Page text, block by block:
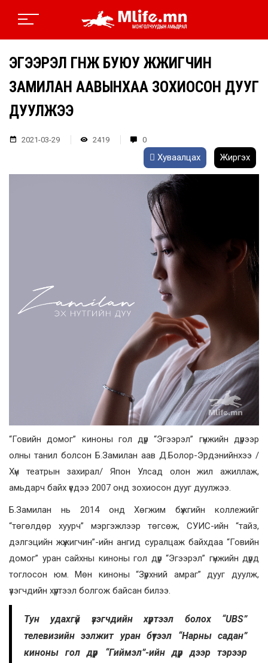
ЭГЭЭРЭЛ ГҮНЖ БУЮУ ЖҮЖИГЧИН
ЗАМИЛАН ААВЫНХАА ЗОХИОСОН ДУУГ
ДУУЛЖЭЭ
2021-03-29 2419 0
Хуваалцах Жиргэх
“Говийн домог” киноны гол дүр “Эгээрэл” гүнжийн дүрээр
олны танил болсон Б.Замилан аав Д.Болор-Эрдэнийнхээ /
Хүн театрын захирал/ Япон Улсад олон жил ажиллаж,
амьдарч байх үедээ 2007 онд зохиосон дууг дуулжээ.
Б.Замилан нь 2014 онд Хөгжим бүжгийн коллежийг
“төгөлдөр хуурч” мэргэжлээр төгсөж, СУИС-ийн “тайз,
дэлгэцийн жүжигчин”-ийн ангид суралцаж байхдаа “Говийн
домог” уран сайхны киноны гол дүр “Эгээрэл” гүнжийн дүрд
тоглосон юм. Мөн киноны “Зүрхний амраг” дууг дуулж,
үзэгчдийн хүртээл болгож байсан билээ.
Тун удахгүй үзэгчдийн хүртээл болох “UBS”
телевизийн ээлжит уран бүтээл “Нарны садан”
киноны гол дүр “Гиймэл”-ийн дүр дээр тэрээр